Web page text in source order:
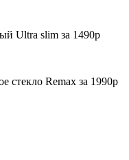
Ultra slim за 1490р
стекло Remax за 1990р